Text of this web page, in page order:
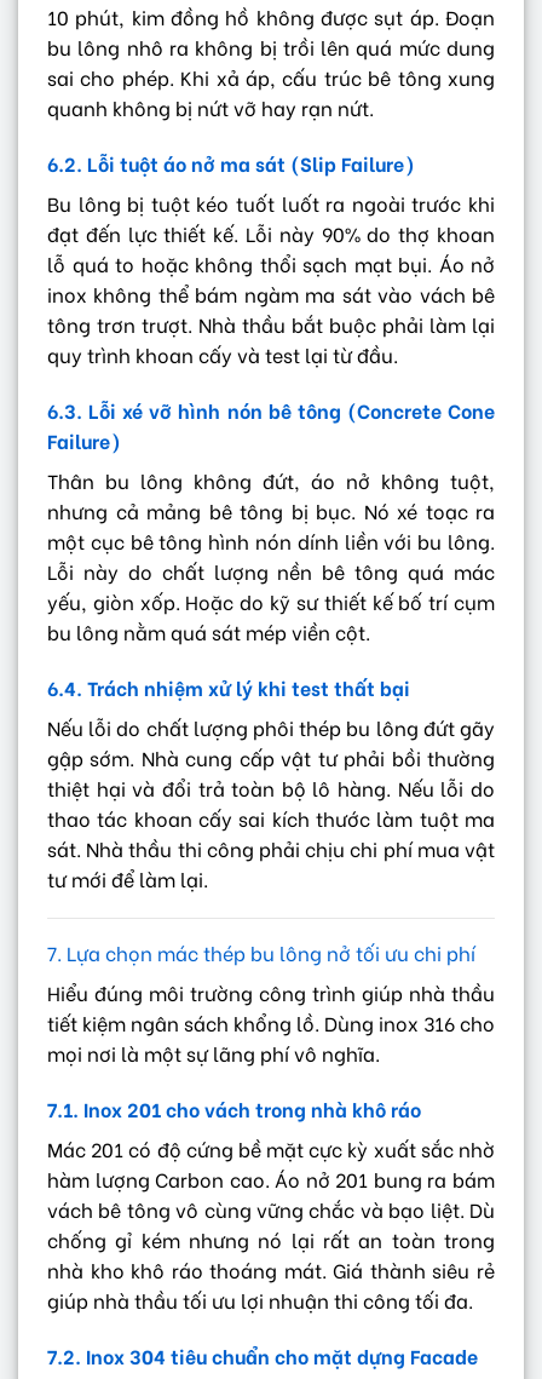
10 phút, kim đồng hồ không được sụt áp. Đoạn
bu lông nhô ra không bị trồi lên quá mức dung
sai cho phép. Khi xả áp, cấu trúc bê tông xung
quanh không bị nứt vỡ hay rạn nứt.
6.2. Lỗi tuột áo nở ma sát (Slip Failure)
Bu lông bị tuột kéo tuốt luốt ra ngoài trước khi
đạt đến lực thiết kế. Lỗi này 90% do thợ khoan
lỗ quá to hoặc không thổi sạch mạt bụi. Áo nở
inox không thể bám ngàm ma sát vào vách bê
tông trơn trượt. Nhà thầu bắt buộc phải làm lại
quy trình khoan cấy và test lại từ đầu.
6.3. Lỗi xé vỡ hình nón bê tông (Concrete Cone
Failure)
Thân bu lông không đứt, áo nở không tuột,
nhưng cả mảng bê tông bị bục. Nó xé toạc ra
một cục bê tông hình nón dính liền với bu lông.
Lỗi này do chất lượng nền bê tông quá mác
yếu, giòn xốp. Hoặc do kỹ sư thiết kế bố trí cụm
bu lông nằm quá sát mép viền cột.
6.4. Trách nhiệm xử lý khi test thất bại
Nếu lỗi do chất lượng phôi thép bu lông đứt gãy
gập sớm. Nhà cung cấp vật tư phải bồi thường
thiệt hại và đổi trả toàn bộ lô hàng. Nếu lỗi do
thao tác khoan cấy sai kích thước làm tuột ma
sát. Nhà thầu thi công phải chịu chi phí mua vật
tư mới để làm lại.
7. Lựa chọn mác thép bu lông nở tối ưu chi phí
Hiểu đúng môi trường công trình giúp nhà thầu
tiết kiệm ngân sách khổng lồ. Dùng inox 316 cho
mọi nơi là một sự lãng phí vô nghĩa.
7.1. Inox 201 cho vách trong nhà khô ráo
Mác 201 có độ cứng bề mặt cực kỳ xuất sắc nhờ
hàm lượng Carbon cao. Áo nở 201 bung ra bám
vách bê tông vô cùng vững chắc và bạo liệt. Dù
chống gỉ kém nhưng nó lại rất an toàn trong
nhà kho khô ráo thoáng mát. Giá thành siêu rẻ
giúp nhà thầu tối ưu lợi nhuận thi công tối đa.
7.2. Inox 304 tiêu chuẩn cho mặt dựng Facade